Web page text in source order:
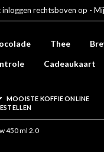
rechtsboven op -
Thee
Cadeaukaart
MOOISTE KOFFIE ONLINE
450 ml 2.0